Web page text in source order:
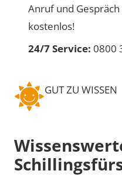
Anruf und
kostenlos!
24/7 Service: 0800
GUT ZU WISSEN